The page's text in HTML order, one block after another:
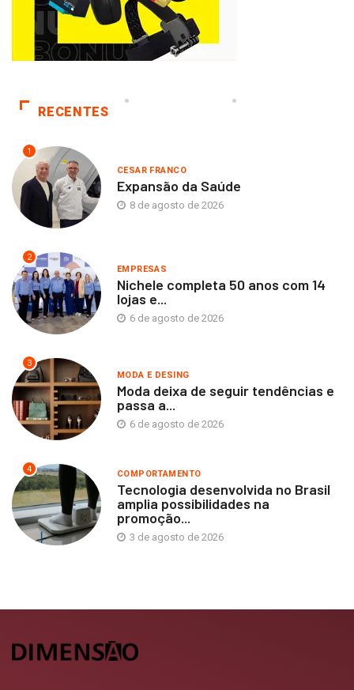
RECENTES
1
CESAR FRANCO
Expansão da Saúde
8 de agosto de 2026
2
EMPRESAS
Nichele completa 50 anos com 14
lojas e...
6 de agosto de 2026
3
MODA E DESING
Moda deixa de seguir tendências e
passa a...
6 de agosto de 2026
4 COMPORTAMENTO
Tecnologia desenvolvida no Brasil
amplia possibilidades na
promoção...
3 de agosto de 2026